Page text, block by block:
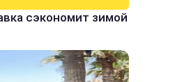
сэкономит зимой